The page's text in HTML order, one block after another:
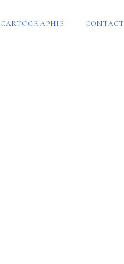
CARTOGRAPHIE CONTACT